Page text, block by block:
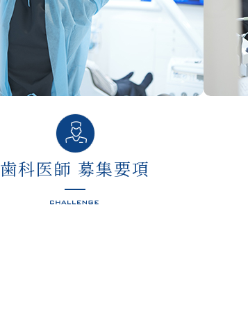
歯科医師 募集要項